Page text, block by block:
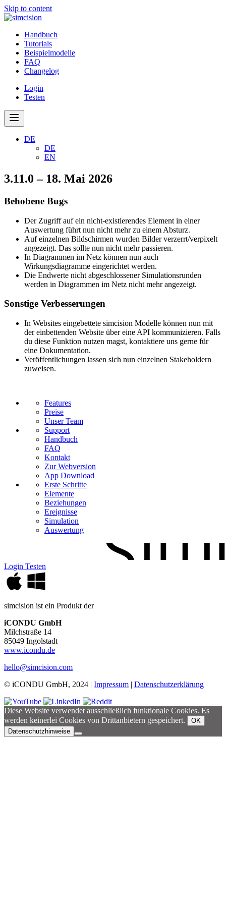
Skip to content
Handbuch
Tutorials
Beispielmodelle
FAQ
Changelog
Login
Testen
DE
DE
EN
3.11.0 – 18. Mai 2026
Behobene Bugs
Der Zugriff auf ein nicht-existierendes Element in einer
Auswertung führt nun nicht mehr zu einem Absturz.
Auf einzelnen Bildschirmen wurden Bilder verzerrt/verpixelt
angezeigt. Das sollte nun nicht mehr passieren.
In Diagrammen im Netz können nun auch
Wirkungsdiagramme eingerichtet werden.
Die Endwerte nicht abgeschlossener Simulationsrunden
werden in Diagrammen im Netz nicht mehr angezeigt.
Sonstige Verbesserungen
In Websites eingebettete simcision Modelle können nun mit
der einbettenden Website über eine API kommunizieren. Falls
du diese Funktion nutzen magst, kontaktiere uns gerne für
eine Dokumentation.
Veröffentlichungen lassen sich nun einzelnen Stakeholdern
zuweisen.
Features
Preise
Unser Team
Support
Handbuch
FAQ
Kontakt
Zur Webversion
App Download
Erste Schritte
Elemente
Beziehungen
Ereignisse
Simulation
Auswertung
Login Testen
simcision ist ein Produkt der
iCONDU GmbH
Milchstraße 14
85049 Ingolstadt
www.icondu.de
hello@simcision.com
© iCONDU GmbH, 2024 | Impressum | Datenschutzerklärung
Diese Website verwendet ausschließlich funktionale Cookies. Es
werden keinerlei Cookies von Drittanbietern gespeichert.
OK
Datenschutzhinweise